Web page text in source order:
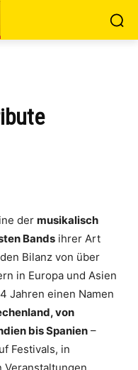
der musikalisch
Bands ihrer Art
Bilanz von über
in Europa und Asien
Jahren einen Namen
von
bis Spanien –
Festivals, in